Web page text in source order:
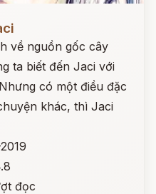
về nguồn gốc cây
ta biết đến Jaci với
có một điều đặc
khác, thì Jaci
đọc